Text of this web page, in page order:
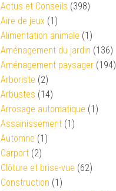
Actus et Conseils (398)
Aire de jeux (1)
Alimentation animale (1)
Aménagement du jardin (136)
Aménagement paysager (194)
Arboriste (2)
Arbustes (14)
Arrosage automatique (1)
Assainissement (1)
Automne (1)
Carport (2)
Clôture et brise-vue (62)
Construction (1)